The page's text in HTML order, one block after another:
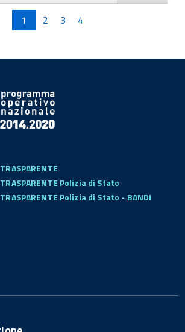
1 2 3 4
Polizia di Stato
Polizia di Stato - BANDI